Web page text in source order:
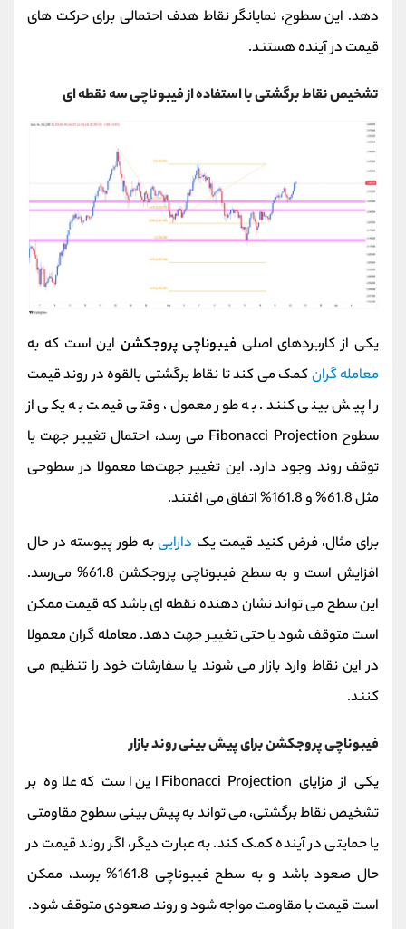
دهد. این سطوح، نمایانگر نقاط هدف احتمالی برای حرکت‌ های
قیمت در آینده هستند.
تشخیص نقاط برگشتی با استفاده از فیبوناچی سه نقطه ای
یکی از کاربردهای اصلیفیبوناچی پروجکشناین است که به
معامله‌ گرانکمک می‌ کند تا نقاط برگشتی بالقوه در روند قیمت
را پیش بینی کنند. به طور معمول، وقتی قیمت به یکی از
سطوح Fibonacci Projection می‌ رسد، احتمال تغییر جهت یا
توقف روند وجود دارد. این تغییر جهت‌ها معمولا در سطوحی
مثل 61.8% و 161.8% اتفاق می‌ افتند.
برای مثال، فرض کنید قیمت یک داراییبه طور پیوسته در حال
افزایش است و به سطح فیبوناچی پروجکشن 61.8% می‌رسد.
این سطح می‌ تواند نشان‌ دهنده نقطه‌ ای باشد که قیمت ممکن
است متوقف شود یا حتی تغییر جهت دهد. معامله‌ گران معمولا
در این نقاط وارد بازار می‌ شوند یا سفارشات خود را تنظیم می‌
کنند.
فیبوناچی پروجکشن برای پیش‌ بینی روند بازار
یکی از مزایای Fibonacci Projection این است که علاوه بر
تشخیص نقاط برگشتی، می‌ تواند به پیش‌ بینی سطوح مقاومتی
یا حمایتی در آینده کمک کند. به عبارت دیگر، اگر روند قیمت در
حال صعود باشد و به سطح فیبوناچی 161.8% برسد، ممکن
است قیمت با مقاومت مواجه شود و روند صعودی متوقف شود.